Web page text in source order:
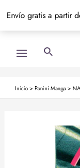
Envío gratis a partir
Menu
Buscar
Inicio> Panini Manga>